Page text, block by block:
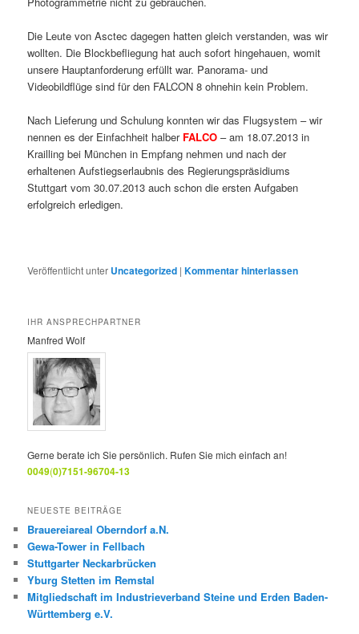
Die Leute von Asctec dagegen hatten gleich verstanden, was wir
wollten. Die Blockbefliegung hat auch sofort hingehauen, womit
unsere Hauptanforderung erfüllt war. Panorama- und
Videobildflüge sind für den FALCON 8 ohnehin kein Problem.
Nach Lieferung und Schulung konnten wir das Flugsystem – wir
nennen es der Einfachheit halber FALCO – am 18.07.2013 in
Krailling bei München in Empfang nehmen und nach der
erhaltenen Aufstiegserlaubnis des Regierungspräsidiums
Stuttgart vom 30.07.2013 auch schon die ersten Aufgaben
erfolgreich erledigen.
Veröffentlicht unter Uncategorized |Kommentar hinterlassen
IHR ANSPRECHPARTNER
Manfred Wolf
Gerne berate ich Sie persönlich. Rufen Sie mich einfach an!
0049(0)7151-96704-13
NEUESTE BEITRÄGE
Brauereiareal Oberndorf a.N.
Gewa-Tower in Fellbach
Stuttgarter Neckarbrücken
Yburg Stetten im Remstal
Mitgliedschaft im Industrieverband Steine und Erden Baden-
Württemberg e.V.